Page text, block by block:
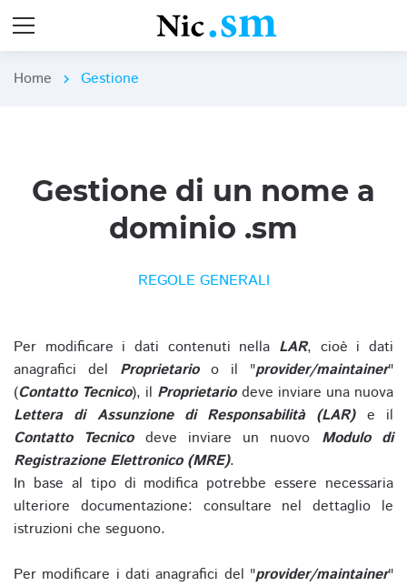
Home chevron_right Gestione
Gestione di un nome a
dominio .sm
REGOLE GENERALI
Per modificare i dati contenuti nella LAR, cioè i dati
anagrafici del Proprietarioo il "provider/maintainer"
(Contatto Tecnico), il Proprietariodeve inviare una nuova
Lettera di Assunzione di Responsabilità (LAR)e il
Contatto Tecnicodeve inviare un nuovo Modulo di
Registrazione Elettronico (MRE).
In base al tipo di modifica potrebbe essere necessaria
ulteriore documentazione: consultare nel dettaglio le
istruzioni che seguono.
Per modificare i dati anagrafici del "provider/maintainer"